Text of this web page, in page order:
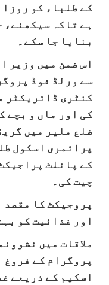
کے طلباء کو
ہے تاکہ سیکھنے،
بنایا جا سکے۔
اس ضمن میں وزیر
سے ورلڈ فوڈ
کنٹری ڈائریکٹر
کی اور ماں و بچے
کے پائلٹ
چیت کی۔
پروجیکٹ کا مقصد
اور غذائیت کو
ملاقات میں
پروگرام کے
اسکیم کے ذریعے